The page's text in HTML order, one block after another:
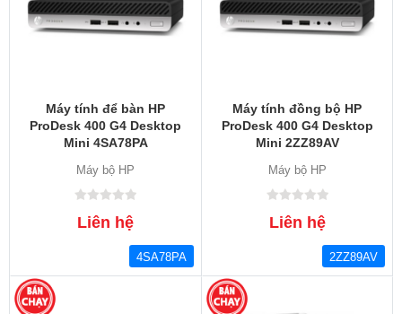
Máy tính để bàn HP
ProDesk 400 G4 Desktop
Mini 4SA78PA
Máy bộ HP
Liên hệ
4SA78PA
Máy tính đồng bộ HP
ProDesk 400 G4 Desktop
Mini 2ZZ89AV
Máy bộ HP
Liên hệ
2ZZ89AV